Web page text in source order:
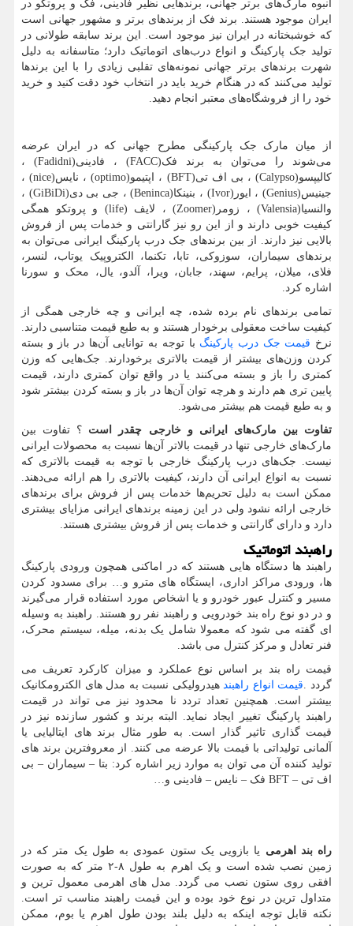
انبوه مارک‌های برتر جهانی، برندهایی نظیر فادینی، فک و پروتکو در
ایران موجود هستند. برند فک از برندهای برتر و مشهور جهانی است
که خوشبختانه در ایران نیز موجود است. این برند سابقه طولانی در
تولید جک پارکینگ و انواع درب‌های اتوماتیک دارد؛ متاسفانه به دلیل
شهرت برندهای برتر جهانی نمونه‌های تقلبی زیادی را با این برندها
تولید می‌کنند که در هنگام خرید باید در انتخاب خود دقت کنید و خرید
خود را از فروشگاه‌های معتبر انجام دهید.
از میان مارک جک پارکینگی مطرح جهانی که در ایران عرضه
می‌شوند را می‌توان به برند فک(FACC) ، فادینی(Fadidni) ،
کالیپسو(Calypso) ، بی اف تی(BFT) ، اپتیمو(optimo) ، نایس(nice) ،
جینیس(Genius) ، ایور (Ivor) ، بنینکا(Beninca) ، جی بی دی(GiBiDi) ،
والنسیا(Valensia) ، زومر (Zoomer) ، لایف (life) و پروتکو همگی
کیفیت خوبی دارند و از این رو نیز گارانتی و خدمات پس از فروش
بالایی نیز دارند. از بین برندهای جک درب پارکینگ ایرانی می‌توان به
برندهای سیماران، سوزوکی، تابا، تکنما، الکتروپیک یوتاب، لنسر،
فلای، میلان، پرایم، سهند، جابان، ویرا، آلدو، یال، محک و سورنا
اشاره کرد.
تمامی برندهای نام برده شده، چه ایرانی و چه خارجی همگی از
کیفیت ساخت معقولی برخودار هستند و به طبع قیمت متناسبی دارند.
نرخ قیمت جک‌ درب پارکینگ با توجه به توانایی آن‌ها در باز و بسته
کردن وزن‌های بیشتر از قیمت بالاتری برخودارند. جک‌هایی که وزن
کمتری را باز و بسته می‌کنند یا در واقع توان کمتری دارند، قیمت
پایین تری هم دارند و هرچه توان آن‌ها در باز و بسته کردن بیشتر شود
و به طبع قیمت هم بیشتر می‌شود.
تفاوت بین مارک‌های ایرانی و خارجی چقدر است ؟ تفاوت بین
مارک‌های خارجی تنها در قیمت بالاتر آن‌ها نسبت به محصولات ایرانی
نیست. جک‌های درب پارکینگ خارجی با توجه به قیمت بالاتری که
نسبت به انواع ایرانی آن دارند، کیفیت بالاتری را هم ارائه می‌دهند.
ممکن است به دلیل تحریم‌ها خدمات پس از فروش برای برندهای
خارجی ارائه نشود ولی در این زمینه برندهای ایرانی مزایای بیشتری
دارد و دارای گارانتی و خدمات پس از فروش بیشتری هستند.
راهبند اتوماتیک
راهبند‌ ها دستگاه هایی هستند که در اماکنی همچون ورودی پارکینگ
ها، ورودی مراکز اداری، ایستگاه های مترو و… برای مسدود کردن
مسیر و کنترل عبور خودرو و یا اشخاص مورد استفاده قرار می‌گیرند
و در دو نوع راه بند خودرویی و راهبند نفر رو هستند. راهبند به وسیله
ای گفته می شود که معمولا شامل یک بدنه، میله، سیستم محرک،
فنر تعادل و مرکز کنترل می باشد.
قیمت راه بند بر اساس نوع عملکرد و میزان کارکرد تعریف می
گردد
قیمت انواع راهبند هیدرولیکی نسبت به مدل های الکترومکانیک
بیشتر است. همچنین تعداد تردد نا محدود نیز می تواند در قیمت
راهبند پارکینگ تغییر ایجاد نماید. البته برند و کشور سازنده نیز در
قیمت گذاری تاثیر گذار است. به طور مثال برند های ایتالیایی یا
آلمانی تولیداتی با قیمت بالا عرضه می کنند. از معروفترین برند های
تولید کننده آن می توان به موارد زیر اشاره کرد: بتا – سیماران – بی
اف تی BFT – فک – نایس – فادینی و
راه بند اهرمی یا بازویی یک ستون عمودی به طول یک متر که در
زمین نصب شده است و یک اهرم به طول ۸-۲ متر که به صورت
افقی روی ستون نصب می گردد. مدل های اهرمی معمول ترین و
متداول ترین در نوع خود بوده و این قیمت راهبند مناسب تر است.
نکته قابل توجه اینکه به دلیل بلند بودن طول اهرم یا بوم، ممکن